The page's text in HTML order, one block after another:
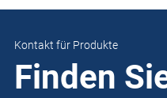
Kontakt für Produkte
Finden